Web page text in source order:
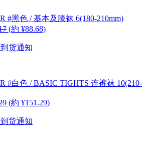
#黑色 / 基本及膝袜 6(180-210mm)
(約 ¥88.68)
货通知
#白色 / BASIC TIGHTS 连裤袜 10(210-
(約 ¥151.29)
货通知